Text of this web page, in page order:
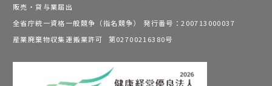
販売・貸与業届出
全省庁統一資格一般競争（指名競争） 発行番号：200713000037
産業廃棄物収集運搬業許可 第02700216380号